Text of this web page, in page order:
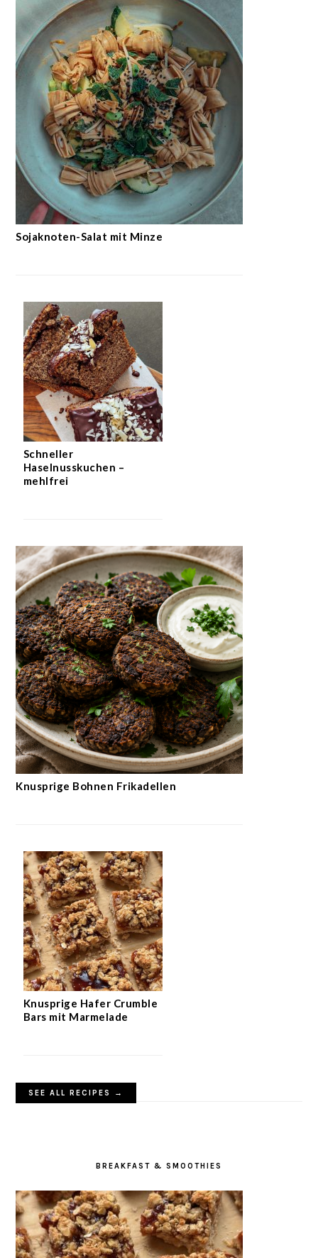
Sojaknoten-Salat mit Minze
Schneller
Haselnusskuchen –
mehlfrei
Knusprige Bohnen Frikadellen
Knusprige Hafer Crumble
Bars mit Marmelade
SEE ALL RECIPES →
BREAKFAST & SMOOTHIES